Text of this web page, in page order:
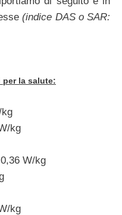
(indice DAS o SAR:
per la salute:
kg
W/kg
kg